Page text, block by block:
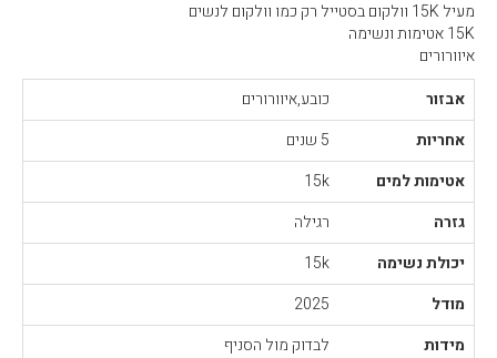
מעיל 15K וולקום בסטייל רק כמו וולקום לנשים
15K אטימות ונשימה
איוורורים
אבזור
כובע,איוורורים
אחריות
5 שנים
אטימות למים
15k
גזרה
רגילה
יכולת נשימה
15k
מודל
2025
מידות
לבדוק מול הסניף